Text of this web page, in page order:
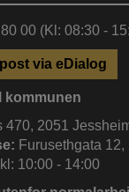
00 (Kl: 08:30 -
via eDialog
kommunen
470, 2051
Furusethgata
10:00 - 14:00